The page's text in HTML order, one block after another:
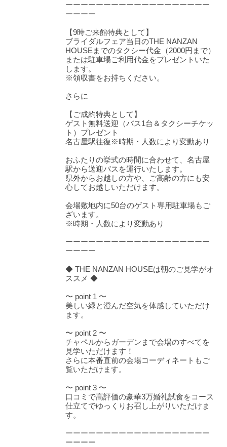
ーーーーーーーーーーーーーーーーーーー
ーーーー
【9時ご来館特典として】
ブライダルフェア当日のTHE NANZAN
HOUSEまでのタクシー代金（2000円まで）
または駐車場ご利用代金をプレゼントいた
します。
※領収書をお持ちください。
さらに
【ご成約特典として】
ゲスト無料送迎（バス1台＆タクシーチケッ
ト）プレゼント
名古屋駅往復※時期・人数により変動あり
おふたりの挙式の時間に合わせて、名古屋
駅から送迎バスを運行いたします。
県外からお越しの方や、ご高齢の方にも安
心してお越しいただけます。
会場敷地内に50台のゲスト専用駐車場もご
ざいます。
※時期・人数により変動あり
ーーーーーーーーーーーーーーーーーーー
ーーーー
◆ THE NANZAN HOUSEは朝のご見学がオ
ススメ ◆
〜 point 1 〜
美しい緑と澄んだ空気を体感していただけ
ます。
〜 point 2 〜
チャペルからガーデンまで会場のすべてを
見学いただけます！
さらに本番直前の会場コーディネートもご
覧いただけます。
〜 point 3 〜
口コミで高評価の豪華3万婚礼試食をコース
仕立てでゆっくりお召し上がりいただけま
す。
ーーーーーーーーーーーーーーーーーーー
ーーーー